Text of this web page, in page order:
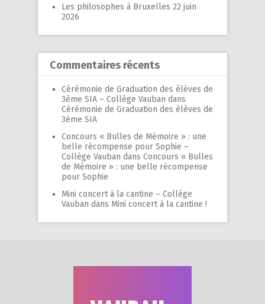
Les philosophes à Bruxelles 22 juin
2026
Commentaires récents
Cérémonie de Graduation des élèves de
3ème SIA – Collège Vauban dans
Cérémonie de Graduation des élèves de
3ème SIA
Concours « Bulles de Mémoire » : une
belle récompense pour Sophie –
Collège Vauban dans Concours « Bulles
de Mémoire » : une belle récompense
pour Sophie
Mini concert à la cantine – Collège
Vauban dans Mini concert à la cantine !